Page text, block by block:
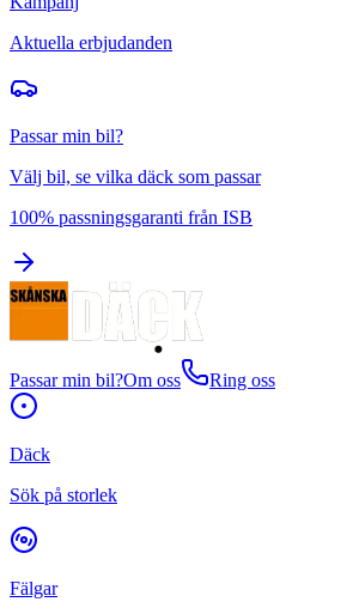
Aktuella erbjudanden
Passar min bil?
Välj bil, se vilka däck som passar
100% passningsgaranti från ISB
Passar min bil?Om oss Ring oss
Däck
Sök på storlek
Fälgar